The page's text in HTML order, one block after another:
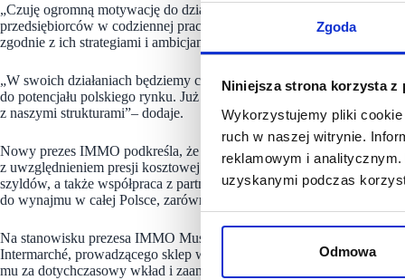
Zgoda
Niniejsza strona korzysta z
Wykorzystujemy pliki
ruch w naszej witrynie.
reklamowym i
uzyskanymi podczas
Odmowa
„Czuję ogromną motywację do działania, a przed nami czas
przedsiębiorców w codziennej pracy i zapewnienie stabilnych
zgodnie z ich strategiami i ambicjami” – mówi Sebastian Matusiak.
„W swoich działaniach będziemy chcieli w pełni wykorzystać
do potencjału polskiego rynku. Już dzisiaj zachęcam właścicieli
z naszymi strukturami”– dodaje.
Nowy prezes IMMO podkreśla, że kluczowe będzie dostosowanie
z uwzględnieniem presji kosztowej na rynku nieruchomości.
szyldów, a także współpraca z partnerami z sektora budowlanego i
do wynajmu w całej Polsce, zarówno od firm lokalnych i
Na stanowisku prezesa IMMO Muszkieterowie Sebastian Matusiak
Intermarché, prowadzącego sklep we Francji. Roman Gebka
mu za dotychczasowy wkład i zaangażowanie w prace spółki.